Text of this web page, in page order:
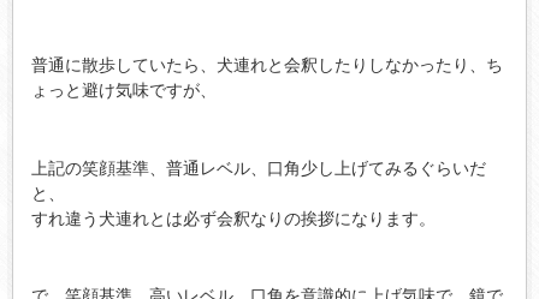
普通に散歩していたら、犬連れと会釈したりしなかったり、ち
ょっと避け気味ですが、
上記の笑顔基準、普通レベル、口角少し上げてみるぐらいだ
と、
すれ違う犬連れとは必ず会釈なりの挨拶になります。